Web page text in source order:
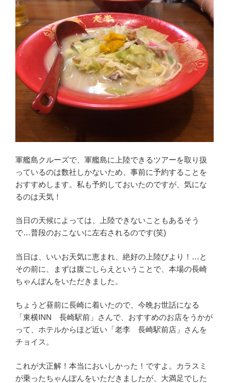
軍艦島クルーズで、軍艦島に上陸できるツアーを取り扱
っているのは数社しかないため、事前に予約することを
おすすめします。私も予約しておいたのですが、気にな
るのは天気！
当日の天候によっては、上陸できないこともあるそう
で…普段のおこないに左右されるのです(笑)
当日は、いいお天気に恵まれ、絶好の上陸びより！…と
その前に、まずは腹ごしらえということで、本場の長崎
ちゃんぽんをいただきました。
ちょうど昼前に長崎に着いたので、今晩お世話になる
「東横INN 長崎駅前」さんで、おすすめのお店をうかが
って、ホテルからほど近い「老李 長崎駅前店」さんを
チョイス。
これが大正解！本当においしかった！ですよ。カラスミ
が乗ったちゃんぽんをいただきましたが、大満足でした